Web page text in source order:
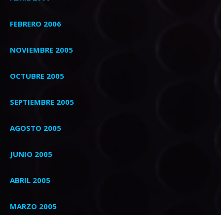
FEBRERO 2006
NOVIEMBRE 2005
OCTUBRE 2005
SEPTIEMBRE 2005
AGOSTO 2005
JUNIO 2005
ABRIL 2005
MARZO 2005